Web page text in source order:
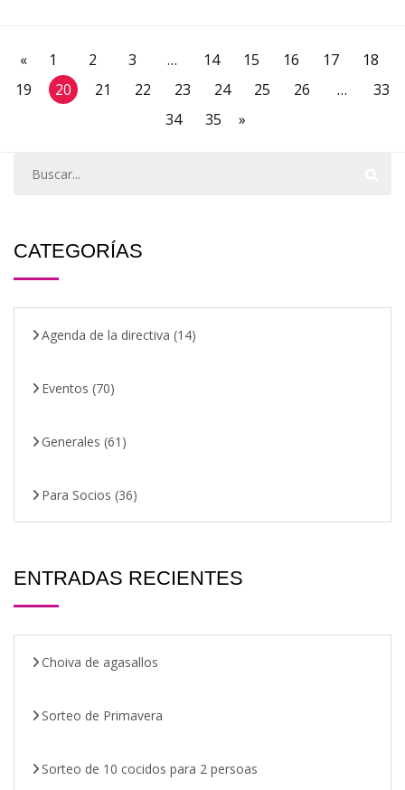
« 1 2 3 … 14 15 16 17
18
19
20 21 22 23 24 25 26 …
33
34
35 »
CATEGORÍAS
Agenda de la directiva (14)
Eventos (70)
Generales (61)
Para Socios (36)
ENTRADAS RECIENTES
Choiva de agasallos
Sorteo de Primavera
Sorteo de 10 cocidos para 2 persoas